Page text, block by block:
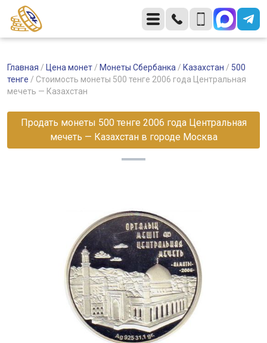
Главная / Цена монет / Монеты Сбербанка / Казахстан / 500
тенге / Стоимость монеты 500 тенге 2006 года Центральная
мечеть — Казахстан
Продать монеты 500 тенге 2006 года Центральная
мечеть — Казахстан в городе Москва